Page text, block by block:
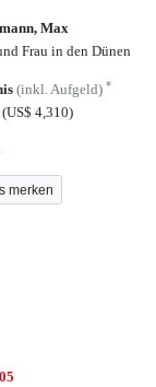
Max
Frau in den Dünen
(inkl. Aufgeld) *
(US$ 4,310)
merken